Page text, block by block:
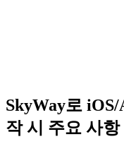
SkyWay로
작 시 주요 사항